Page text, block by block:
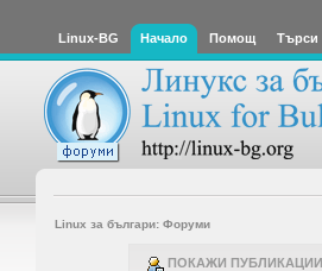
Linux-BG Начало Помощ Търси
Linux за българи: Форуми
ПОКАЖИ ПУБЛИКАЦИИ -